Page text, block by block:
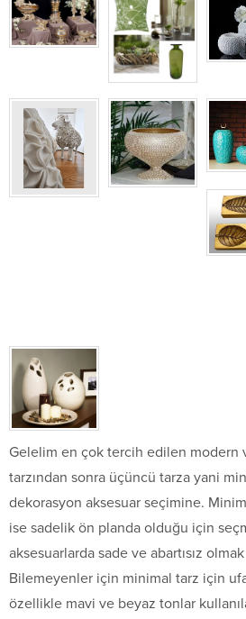
Gelelim en çok tercih edilen modern
tarzından sonra üçüncü tarza yani
dekorasyon aksesuar seçimine.
ise sadelik ön planda olduğu için
aksesuarlarda sade ve abartısız
Bilemeyenler için minimal tarz için
özellikle mavi ve beyaz tonlar